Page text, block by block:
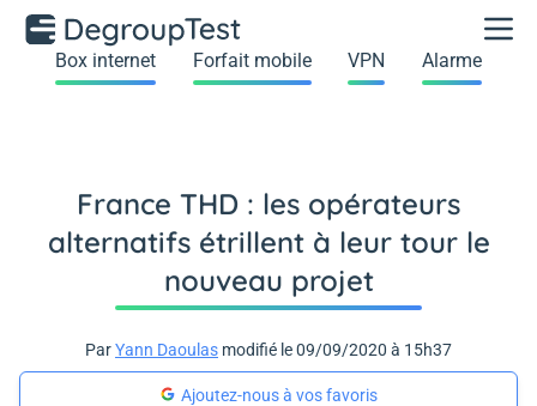
Box internet Forfait mobile VPN Alarme
France THD : les opérateurs
alternatifs étrillent à leur tour le
nouveau projet
ParYann Daoulas modifié le 09/09/2020 à 15h37
Ajoutez-nous à vos favoris